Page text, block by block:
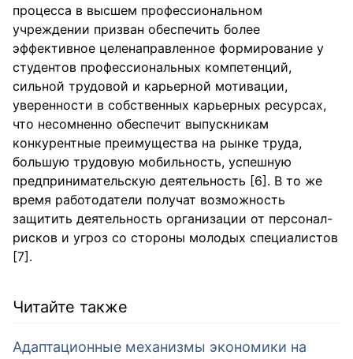
процесса в высшем профессиональном
учреждении призван обеспечить более
эффективное целенаправленное формирование у
студентов профессиональных компетенций,
сильной трудовой и карьерной мотивации,
уверенности в собственных карьерных ресурсах,
что несомненно обеспечит выпускникам
конкурентные преимущества на рынке труда,
большую трудовую мобильность, успешную
предпринимательскую деятельность [6]. В то же
время работодатели получат возможность
защитить деятельность организации от персонал-
рисков и угроз со стороны молодых специалистов
[7].
Читайте также
Адаптационные механизмы экономики на